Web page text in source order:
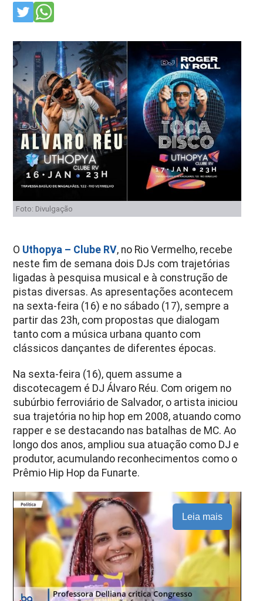
Foto: Divulgação
O Uthopya – Clube RV, no Rio Vermelho, recebe
neste fim de semana dois DJs com trajetórias
ligadas à pesquisa musical e à construção de
pistas diversas. As apresentações acontecem
na sexta-feira (16) e no sábado (17), sempre a
partir das 23h, com propostas que dialogam
tanto com a música urbana quanto com
clássicos dançantes de diferentes épocas.
Na sexta-feira (16), quem assume a
discotecagem é DJ Álvaro Réu. Com origem no
subúrbio ferroviário de Salvador, o artista iniciou
sua trajetória no hip hop em 2008, atuando como
rapper e se destacando nas batalhas de MC. Ao
longo dos anos, ampliou sua atuação como DJ e
produtor, acumulando reconhecimentos como o
Prêmio Hip Hop da Funarte.
Leia mais